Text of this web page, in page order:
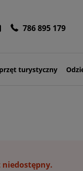
786 895 179
turystyczny